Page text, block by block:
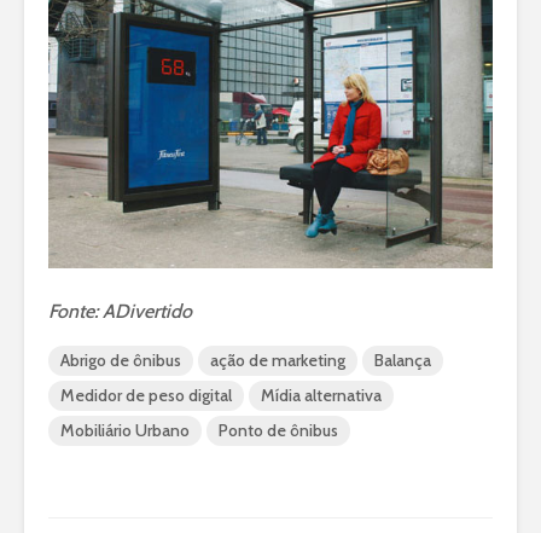
Fonte: ADivertido
Abrigo de ônibus ação de marketing
Balança
Medidor de peso digital
Mídia alternativa
Mobiliário Urbano
Ponto de ônibus